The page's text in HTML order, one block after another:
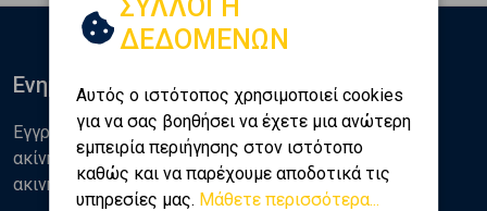
ΣΥΛΛΟΓΗ
ΔΕΔΟΜΕΝΩΝ
Αυτός ο ιστότοπος χρησιμοποιεί cookies
για να σας βοηθήσει να έχετε μια ανώτερη
εμπειρία περιήγησης στον ιστότοπο
καθώς και να παρέχουμε αποδοτικά τις
υπηρεσίες μας. Μάθετε περισσότερα...
Ενημερωθείτε
Εγγραφείτε στο newsletter της Golden Home για νέα
ακίνητα, αναλύσεις και διάφορα θέματα της αγοράς
ακινήτων